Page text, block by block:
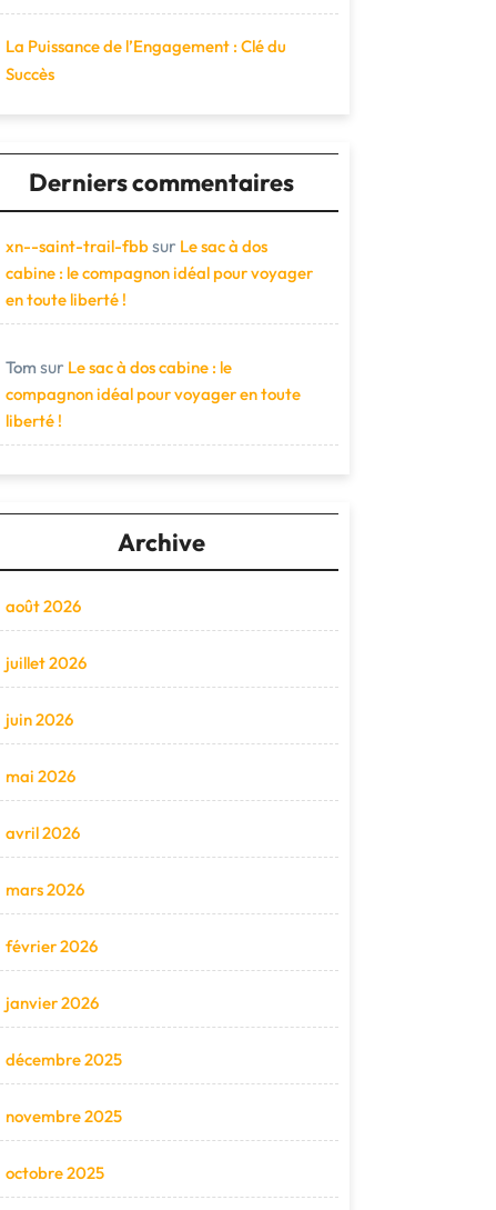
La Puissance de l’Engagement : Clé du
Succès
Derniers commentaires
xn--saint-trail-fbbsur Le sac à dos
cabine : le compagnon idéal pour voyager
en toute liberté !
Tom sur Le sac à dos cabine : le
compagnon idéal pour voyager en toute
liberté !
Archive
août 2026
juillet 2026
juin 2026
mai 2026
avril 2026
mars 2026
février 2026
janvier 2026
décembre 2025
novembre 2025
octobre 2025